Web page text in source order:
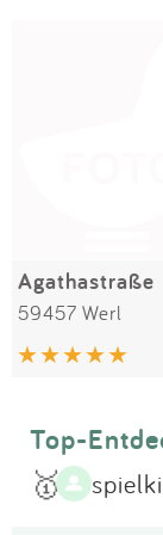
Agathastraße
59457 Werl
Top-
🥇